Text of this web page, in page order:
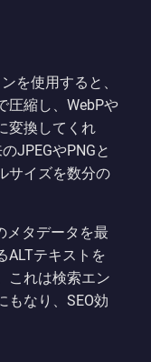
を使用すると、
圧縮し、WebPや
変換してくれ
JPEGやPNGと
サイズを数分の
メタデータを最
ALTテキストを
これは検索エン
もなり、SEO効